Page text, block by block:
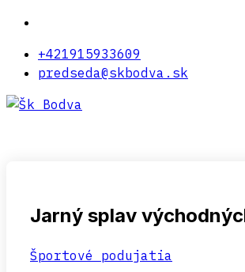
+421915933609
predseda@skbodva.sk
Jarný splav
Športové podujatia